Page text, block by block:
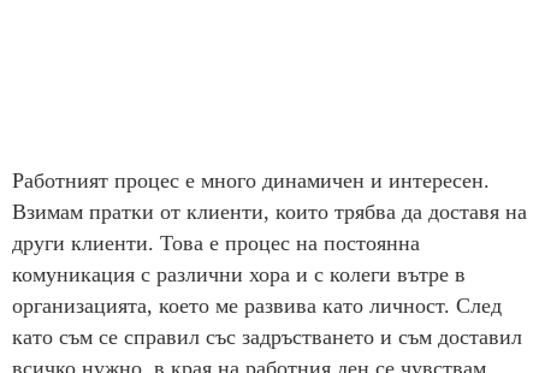
Работният процес е много динамичен и интересен.
Взимам пратки от клиенти, които трябва да доставя на
други клиенти. Това е процес на постоянна
комуникация с различни хора и с колеги вътре в
организацията, което ме развива като личност. След
като съм се справил със задръстването и съм доставил
всичко нужно, в края на работния ден се чувствам